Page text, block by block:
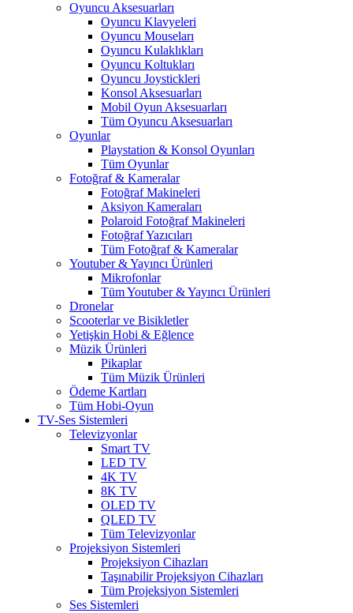
Oyuncu Aksesuarları
Oyuncu Klavyeleri
Oyuncu Mouseları
Oyuncu Kulaklıkları
Oyuncu Koltukları
Oyuncu Joystickleri
Konsol Aksesuarları
Mobil Oyun Aksesuarları
Tüm Oyuncu Aksesuarları
Oyunlar
Playstation & Konsol Oyunları
Tüm Oyunlar
Fotoğraf & Kameralar
Fotoğraf Makineleri
Aksiyon Kameraları
Polaroid Fotoğraf Makineleri
Fotoğraf Yazıcıları
Tüm Fotoğraf & Kameralar
Youtuber & Yayıncı Ürünleri
Mikrofonlar
Tüm Youtuber & Yayıncı Ürünleri
Dronelar
Scooterlar ve Bisikletler
Yetişkin Hobi & Eğlence
Müzik Ürünleri
Pikaplar
Tüm Müzik Ürünleri
Ödeme Kartları
Tüm Hobi-Oyun
TV-Ses Sistemleri
Televizyonlar
Smart TV
LED TV
4K TV
8K TV
OLED TV
QLED TV
Tüm Televizyonlar
Projeksiyon Sistemleri
Projeksiyon Cihazları
Taşınabilir Projeksiyon Cihazları
Tüm Projeksiyon Sistemleri
Ses Sistemleri